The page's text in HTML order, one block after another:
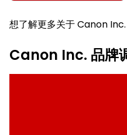
想了解更多关于 Canon
Canon Inc. 品牌